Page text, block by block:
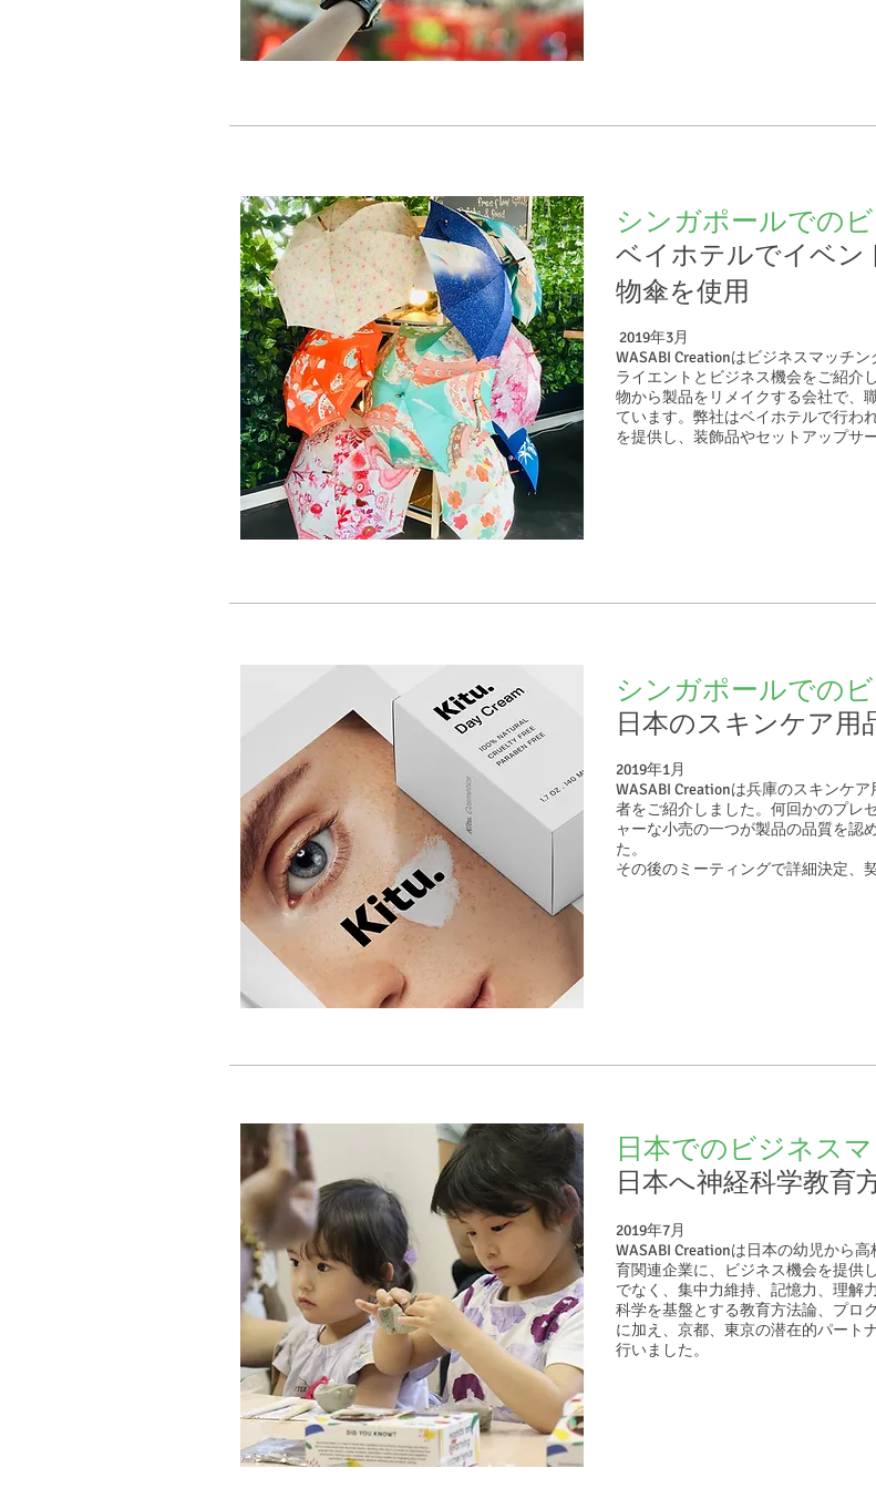
シンガポールでの
ベイホテルでイベン
物傘を使用
2019年3月
WASABI Creationはビジネスマッチ
ライエントとビジネス機会をご紹介
物から製品をリメイクする会社で、
ています。弊社はベイホテルで行わ
を提供し、装飾品やセットアップサ
シンガポールでの
日本のスキンケア用
2019年1月
WASABI Creationは兵庫のスキンケ
者をご紹介しました。何回かのプレ
ャーな小売の一つが製品の品質を認
た。
その後のミーティングで詳細決定、
日本でのビジネス
日本へ神経科学教育
2019年7月
WASABI Creationは日本の幼児から
育関連企業に、ビジネス機会を提供
でなく、集中力維持、記憶力、理解
科学を基盤とする教育方法論、プロ
に加え、京都、東京の潜在的パート
行いました。